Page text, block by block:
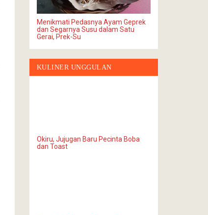
Menikmati Pedasnya Ayam Geprek
dan Segarnya Susu dalam Satu
Gerai, Prek-Su
KULINER UNGGULAN
Okiru, Jujugan Baru Pecinta Boba
dan Toast